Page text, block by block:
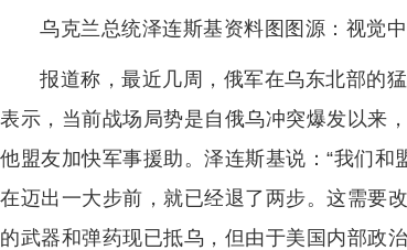
乌克兰总统泽连斯基资料图图源：视觉
报道称，最近几周，俄军在乌东北部的
表示，当前战场局势是自俄乌冲突爆发以来
他盟友加快军事援助。泽连斯基说：“我们
在迈出一大步前，就已经退了两步。这需要
的武器和弹药现已抵乌，但由于美国内部政